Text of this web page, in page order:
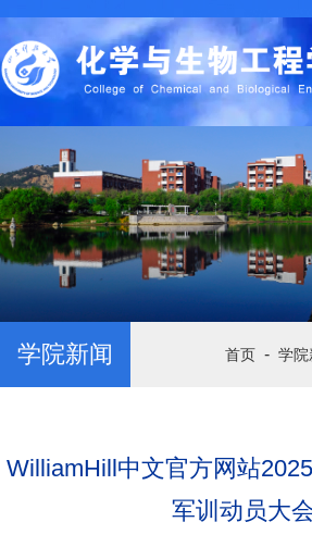
学院新闻 首页 - 学院
WilliamHill中文官方网站
军训动员大